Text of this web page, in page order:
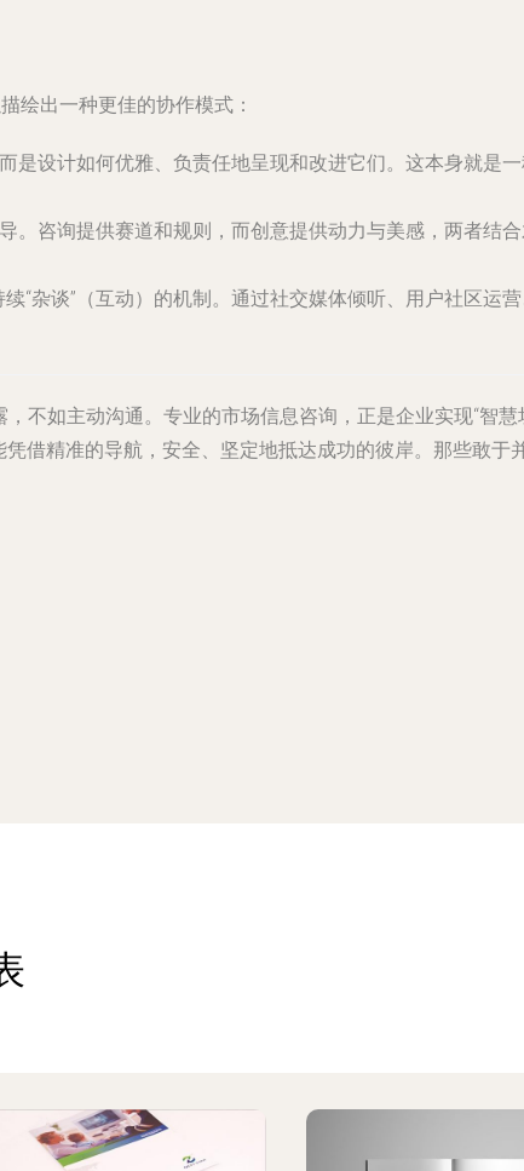
绘出一种更佳的协作模式：
是设计如何优雅、负责任地呈现和改进它们。这本身就是
。咨询提供赛道和规则，而创意提供动力与美感，两者结
“杂谈”（互动）的机制。通过社交媒体倾听、用户社区运
不如主动沟通。专业的市场信息咨询，正是企业实现“智慧
借精准的导航，安全、坚定地抵达成功的彼岸。那些敢于